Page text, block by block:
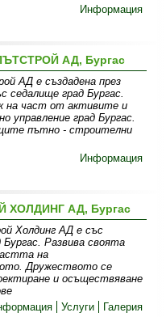
Информация
АД, Бургас
АД е създадена през
седалище град Бургас.
на част от активите и
управление град Бургас.
пътно - строителни
Информация
ХОЛДИНГ АД, Бургас
Холдинг АД е със
Бургас. Развива своята
на
Дружеството се
и осъществяване
Услуги Галерия